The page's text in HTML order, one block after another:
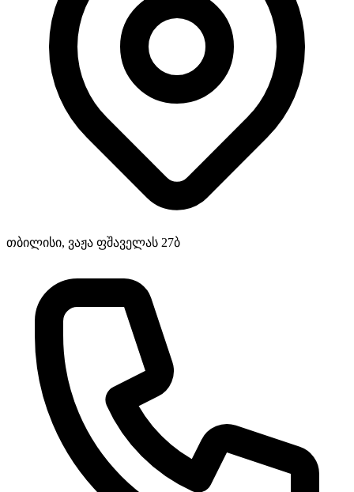
თბილისი, ვაჟა ფშაველას 27ბ